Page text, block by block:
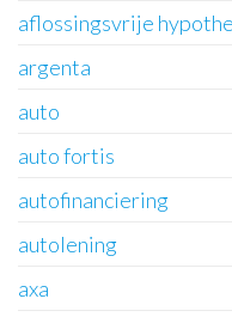
aflossingsvrije
argenta
auto
auto fortis
autofinanciering
autolening
axa